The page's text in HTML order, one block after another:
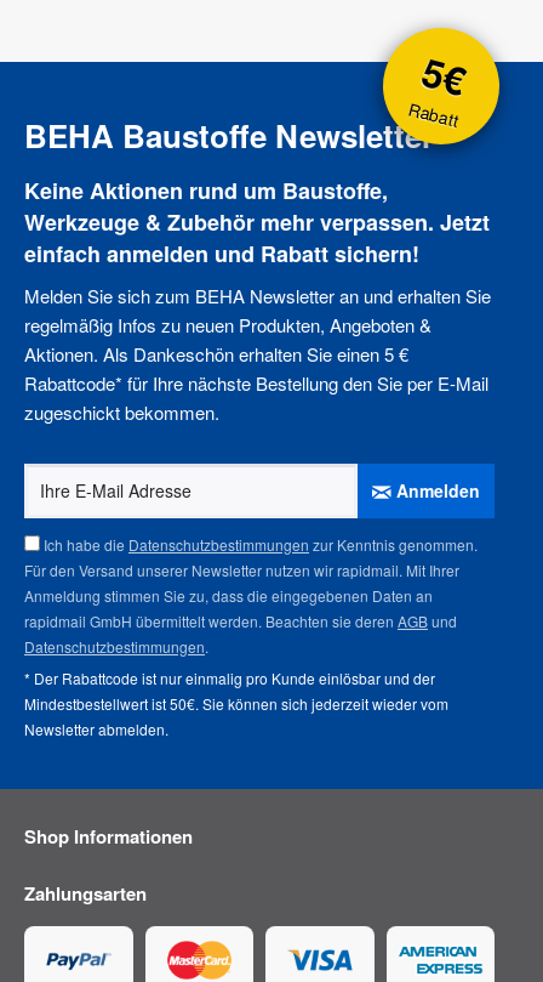
5€
Rabatt
BEHA Baustoffe Newsletter
Keine Aktionen rund um Baustoffe,
Werkzeuge & Zubehör mehr verpassen. Jetzt
einfach anmelden und Rabatt sichern!
Melden Sie sich zum BEHA Newsletter an und erhalten Sie
regelmäßig Infos zu neuen Produkten, Angeboten &
Aktionen. Als Dankeschön erhalten Sie einen 5 €
Rabattcode* für Ihre nächste Bestellung den Sie per E-Mail
zugeschickt bekommen.
Anmelden
Ich habe die Datenschutzbestimmungen zur Kenntnis genommen.
Für den Versand unserer Newsletter nutzen wir rapidmail. Mit Ihrer
Anmeldung stimmen Sie zu, dass die eingegebenen Daten an
rapidmail GmbH übermittelt werden. Beachten sie deren AGBund
Datenschutzbestimmungen.
* Der Rabattcode ist nur einmalig pro Kunde einlösbar und der
Mindestbestellwert ist 50€. Sie können sich jederzeit wieder vom
Newsletter abmelden.
Shop Informationen
Zahlungsarten